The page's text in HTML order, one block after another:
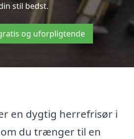
stil bedst.
og uforpligtende
en dygtig herrefrisør i
om du trænger til en